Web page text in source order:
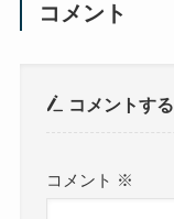
コメント
コメントする
コメント ※